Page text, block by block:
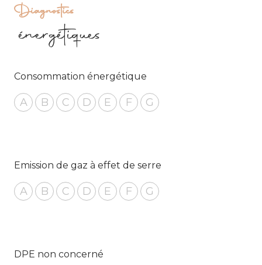
Diagnostics
énergétiques
Consommation énergétique
A B C D E F G
Emission de gaz à effet de serre
A B C D E F G
DPE non concerné